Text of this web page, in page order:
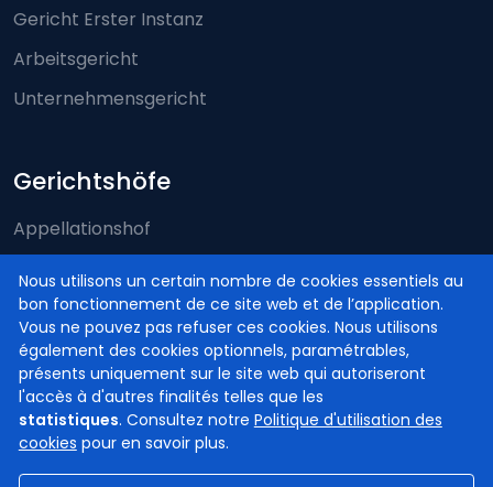
Nous utilisons un certain nombre de cookies essentiels au
bon fonctionnement de ce site web et de l’application.
Vous ne pouvez pas refuser ces cookies. Nous utilisons
également des cookies optionnels, paramétrables,
présents uniquement sur le site web qui autoriseront
l'accès à d'autres finalités telles que les
statistiques. Consultez notre Politique d'utilisation des
cookies pour en savoir plus.
Gericht Erster Instanz
Arbeitsgericht
Unternehmensgericht
Gerichtshöfe
Appellationshof
Arbeitsgerichtshof
Assisenhof
Kassationshof